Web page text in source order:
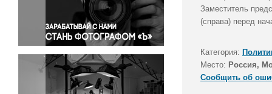
Правосудие
Происшествия и конфликты
Религия
Светская жизнь
Спорт
Экология
Заместитель
(справа) перед
Категория:
Место: Россия,
Сообщить об